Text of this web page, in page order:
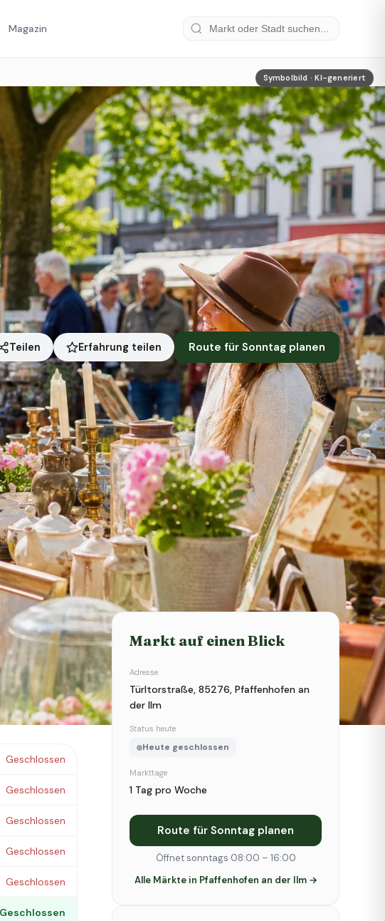
Magazin
Symbolbild · KI-generiert
Teilen Erfahrung teilen Route für Sonntag planen
Symbolbild · KI-generiert
Status heute
Heute geschlossen
Geschlossen
Geschlossen
Geschlossen
Geschlossen
Geschlossen
Geschlossen
Markt auf einen Blick
Adresse
Türltorstraße, 85276, Pfaffenhofen an
der Ilm
Status heute
Heute geschlossen
Markttage
1 Tag pro Woche
Route für Sonntag planen
Öffnet sonntags 08:00 – 16:00
Alle Märkte in Pfaffenhofen an der Ilm →